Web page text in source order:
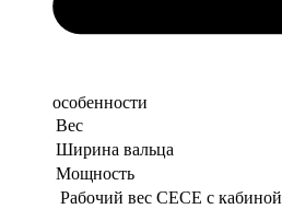
особенности
Вес
Ширина вальца
Мощность
Рабочий вес СЕСЕ с кабиной